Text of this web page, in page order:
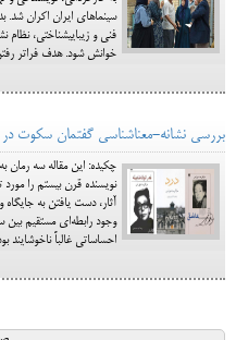
سینماهای ایران اکران شد.
فنی و زیباییشناختی، نظام
خوانش شود. هدف فراتر
بررسی نشانه-معناشناسی گفتمان سکوت در
چکیده: این مقاله سه رمان
نویسنده قرن بیستم را
آثار، دست یافتن به
وجود رابطه‌ای مستقیم
احساساتی غالباً